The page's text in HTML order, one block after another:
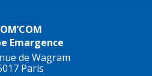
Emargence
de Wagram
Paris